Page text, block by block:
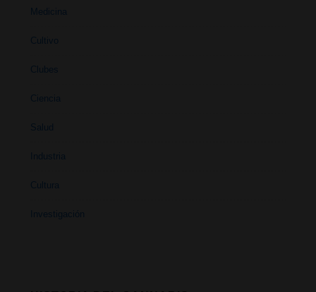
Medicina
Cultivo
Clubes
Ciencia
Salud
Industria
Cultura
Investigación